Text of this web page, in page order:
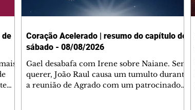
de
Coração Acelerado | resumo do capítulo de
sábado - 08/08/2026
Gael desabafa com Irene sobre Naiane. Sem
querer, João Raul causa um tumulto durante
a reunião de Agrado com um patrocinador.